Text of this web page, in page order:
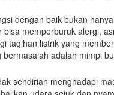
dengan baik bukan
memperburuk alergi,
tagihan listrik yang
adalah mimpi
sendirian menghadapi